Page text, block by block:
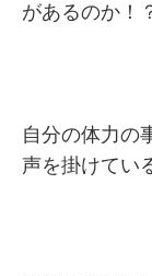
があるのか！
自分の体力の
声を掛けてい